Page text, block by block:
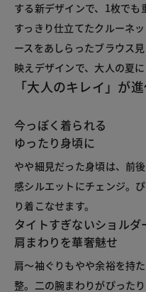
する新デザインで、1枚でも
すっきり仕立てたクルーネ
ースをあしらったブラウス
映えデザインで、大人の夏
「大人のキレイ」が
今っぽく着られる
ゆったり身頃に
やや細見だった身頃は、前
感シルエットにチェンジ。
り着こなせます。
タイトすぎないショルダ
肩まわりを華奢魅せ
肩～袖ぐりもやや余裕を持
整。二の腕まわりがぴった